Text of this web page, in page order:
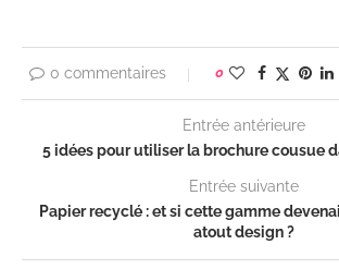
0 commentaires 0
Entrée antérieure
5 idées pour utiliser la brochure cousue
Entrée suivante
Papier recyclé : et si cette gamme
atout design ?